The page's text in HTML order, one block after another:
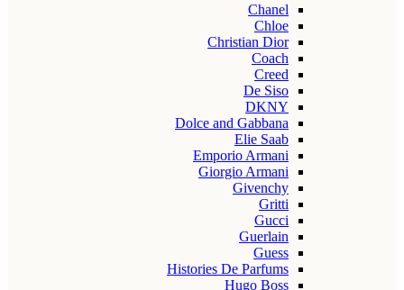
Chanel
Chloe
Christian Dior
Coach
Creed
De Siso
DKNY
Dolce and Gabbana
Elie Saab
Emporio Armani
Giorgio Armani
Givenchy
Gritti
Gucci
Guerlain
Guess
Histories De Parfums
Hugo Boss